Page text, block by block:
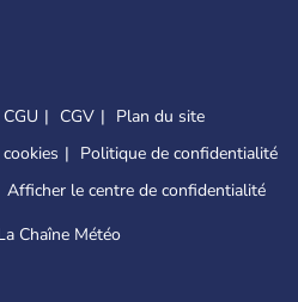
CGU CGV
Plan du site
Politique de confidentialité
Afficher le centre de confidentialité
Chaîne Météo